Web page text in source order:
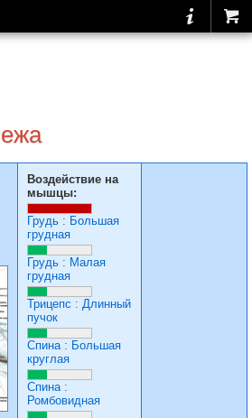
Воздействие на
мышцы:
Грудь : Большая
грудная
Грудь : Малая
грудная
Трицепс : Длинный
пучок
Спина: Большая
круглая
Спина:
Ромбовидная